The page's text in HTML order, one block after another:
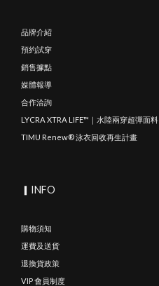
品牌介紹
預約試穿
銷售據點
媒體報導
合作洽詢
LYCRA XTRA LIFE™｜水陸兩穿超彈面料
TIMU Renew® 泳衣回收再生計畫
▎INFO
購物須知
運費及送貨
退換貨政策
VIP 會員制度